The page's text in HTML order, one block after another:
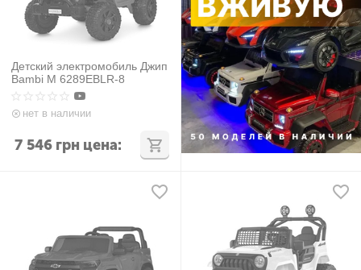
Детский электромобиль Джип
Bambi M 6289EBLR-8
нет в наличии
7 546 грн цена: